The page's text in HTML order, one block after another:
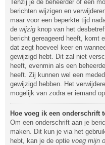
Tenzij je de beheerder of een
berichten wijzigen en
maar voor een beperkte tijd
de wijzig knop van het
bericht gereageerd heeft, komt
dat zegt hoeveel keer en
gewijzigd hebt. Dit zal niet
heeft, evenmin als een
heeft. Zij kunnen wel een
gewijzigd hebben. Het
mogelijk van zodra er iemand
Hoe voeg ik een onderschrift
Om een onderschrift aan je
maken. Dit kun je via het
hebt, kan je de optie voeg mijn